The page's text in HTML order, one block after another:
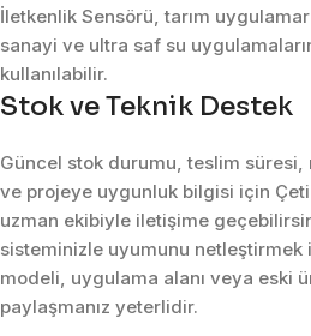
İletkenlik Sensörü, tarım
sanayi ve ultra saf su
kullanılabilir.
Stok ve Teknik Destek
Güncel stok durumu, teslim
ve projeye uygunluk bilgisi için
uzman ekibiyle iletişime
sisteminizle uyumunu netleştirmek
modeli, uygulama alanı veya eski
paylaşmanız yeterlidir.